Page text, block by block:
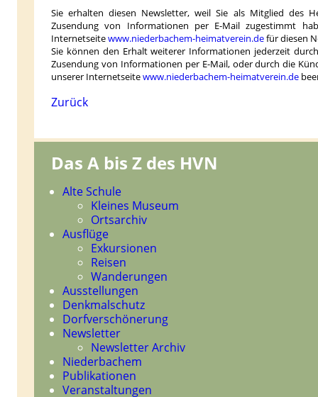
Sie erhalten diesen Newsletter, weil Sie als Mitglied des
Zusendung von Informationen per E-Mail zugestimmt
Internetseitewww.niederbachem-heimatverein.defür diesen
Sie können den Erhalt weiterer Informationen jederzeit
Zusendung von Informationen per E-Mail, oder durch die
unserer Internetseitewww.niederbachem-heimatverein.de
Zurück
Das A bis Z des HVN
Navigation
überspringen
Alte Schule
Kleines Museum
Ortsarchiv
Ausflüge
Exkursionen
Reisen
Wanderungen
Ausstellungen
Denkmalschutz
Dorfverschönerung
Newsletter
Newsletter Archiv
Niederbachem
Publikationen
Veranstaltungen